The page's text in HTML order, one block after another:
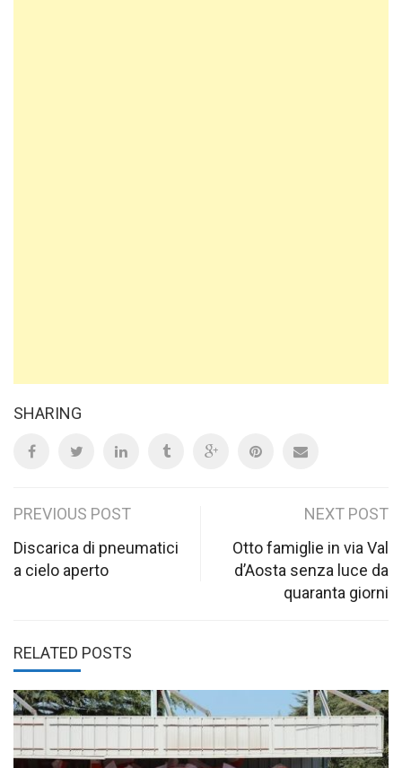
SHARING
Post
navigation
PREVIOUS POST
Discarica di pneumatici
a cielo aperto
NEXT POST
Otto famiglie in via Val
d’Aosta senza luce da
quaranta giorni
RELATED POSTS